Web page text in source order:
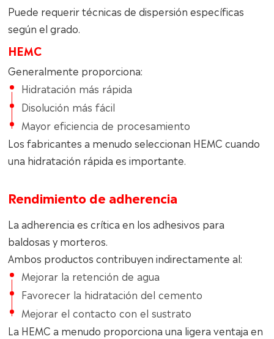
Puede requerir técnicas de dispersión específicas
según el grado.
HEMC
Generalmente proporciona:
Hidratación más rápida
Disolución más fácil
Mayor eficiencia de procesamiento
Los fabricantes a menudo seleccionan HEMC cuando
una hidratación rápida es importante.
Rendimiento de adherencia
La adherencia es crítica en los adhesivos para
baldosas y morteros.
Ambos productos contribuyen indirectamente al:
Mejorar la retención de agua
Favorecer la hidratación del cemento
Mejorar el contacto con el sustrato
La HEMC a menudo proporciona una ligera ventaja en